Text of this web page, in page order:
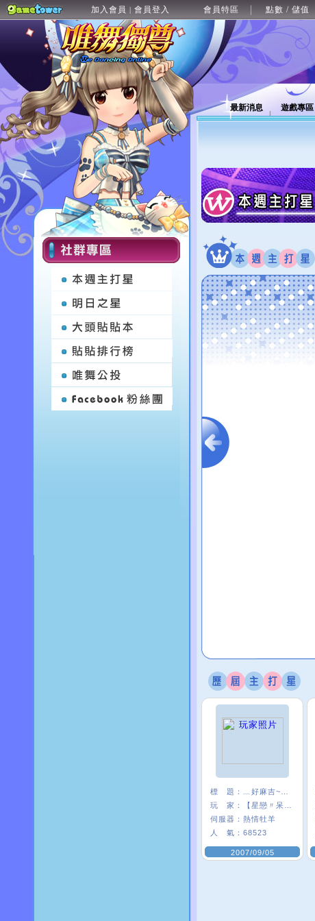
加入會員 | 會員登入 會員特區 點數 / 儲值
最新消息 遊戲專區
標 題：
玩 家：
伺服器： 熱情牡羊
人 氣： 68523
2007/09/05